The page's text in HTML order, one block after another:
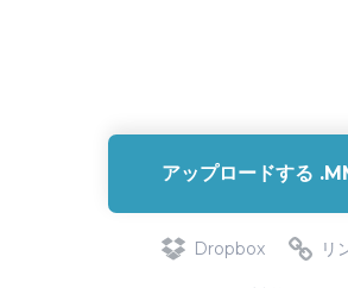
アップロードする
Dropbox リ